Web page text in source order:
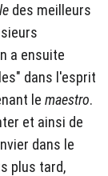
des meilleurs
a ensuite
dans l'esprit
le maestro.
et ainsi de
dans le
plus tard,